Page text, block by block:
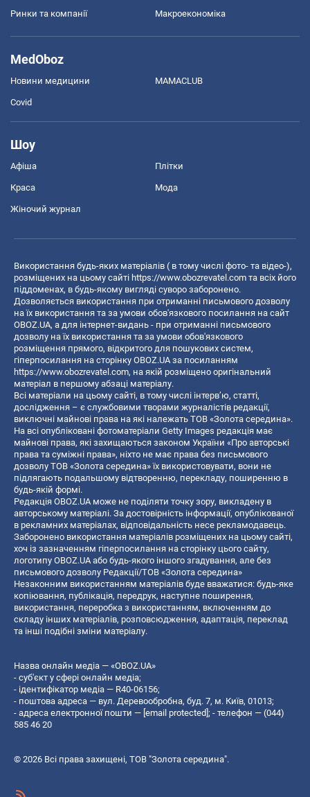
Ринки та компанії Макроекономіка
MedOboz
Новини медицини MAMACLUB
Covid
Шоу
Афіша Плітки
Краса Мода
Жіночий журнал
Використання будь-яких матеріалів ( в тому числі фото- та відео-),
розміщених на цьому сайті https://www.obozrevatel.com та всіх його
піддоменах, в будь-якому вигляді суворо заборонено.
Дозволяється використання при отриманні письмового дозволу
на їх використання та за умови обов'язкового посилання на сайт
OBOZ.UA, а для інтернет-видань - при отриманні письмового
дозволу на їх використання та за умови обов'язкового
розміщення прямого, відкритого для пошукових систем,
гіперпосилання на сторінку OBOZ.UA за посиланням
https://www.obozrevatel.com, на якій розміщено оригінальний
матеріал в першому абзаці матеріалу.
Всі матеріали на цьому сайті, в тому числі інтерв’ю, статті,
дослідження – є службовими творами журналістів редакції,
виключні майнові права на які належать ТОВ «Золота середина».
На всі опубліковані фотоматеріали Getty Images редакція має
майнові права, які захищаються законом України «Про авторські
права та суміжні права», ніхто не має права без письмового
дозволу ТОВ «Золота середина» їх використовувати, вони не
підлягають подальшому відтворенню, перекладу, поширенню в
будь-якій формі.
Редакція OBOZ.UA може не поділяти точку зору, викладену в
авторському матеріалі. За достовірність інформації, опублікованої
в рекламних матеріалах, відповідальність несе рекламодавець.
Заборонено використання матеріалів розміщених на цьому сайті,
хоч із зазначенням гіперпосилання на сторінку цього сайту,
логотипу OBOZ.UA або будь-якого іншого згадування, але без
письмового дозволу Редакції/ТОВ «Золота середина»
Незаконним використанням матеріалів буде вважатися: будь-яке
копiювання, публiкацiя, передрук, наступне поширення,
використання, переробка з використанням, включенням до
складу інших матеріалів, розповсюдження, адаптація, переклад
та інші подібні зміни матеріалу.
Назва онлайн медіа — «OBOZ.UA»
- суб'єкт у сфері онлайн медіа;
- ідентифікатор медіа — R40-06156;
- поштова адреса — вул. Деревообробна, буд. 7, м. Київ, 01013;
- адреса електронної пошти — [email protected]; - телефон — (044)
585 46 20
© 2026 Всі права захищені, ТОВ "Золота середина".